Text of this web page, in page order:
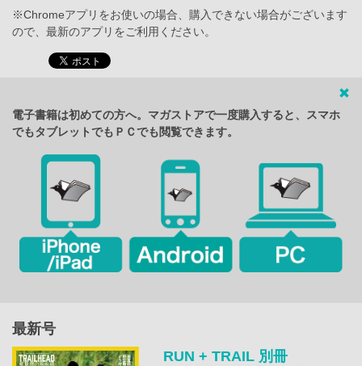
※Chromeアプリをお使いの場合、購入できない場合がございます
ので、最新のアプリをご利用ください。
電子書籍は初めての方へ。マガストアで一度購入すると、スマホ
でもタブレットでもＰＣでも閲覧できます。
最新号
RUN + TRAIL 別冊